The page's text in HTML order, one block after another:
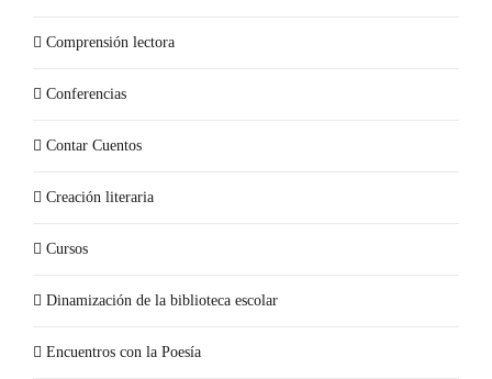
Comprensión lectora
Conferencias
Contar Cuentos
Creación literaria
Cursos
Dinamización de la biblioteca escolar
Encuentros con la Poesía